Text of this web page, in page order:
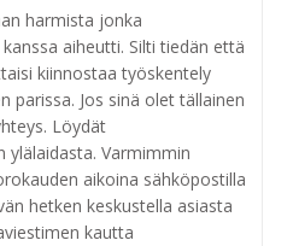
harmista jonka
aiheutti. Silti tiedän että
kiinnostaa työskentely
parissa. Jos sinä olet tällainen
Löydät
Varmimmin
aikoina sähköpostilla
hetken keskustella asiasta
kautta